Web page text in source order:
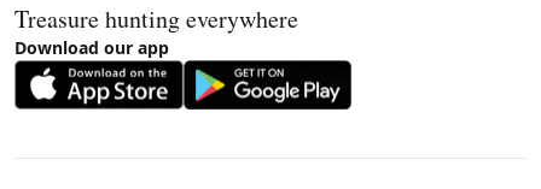
Treasure hunting everywhere
Download our app